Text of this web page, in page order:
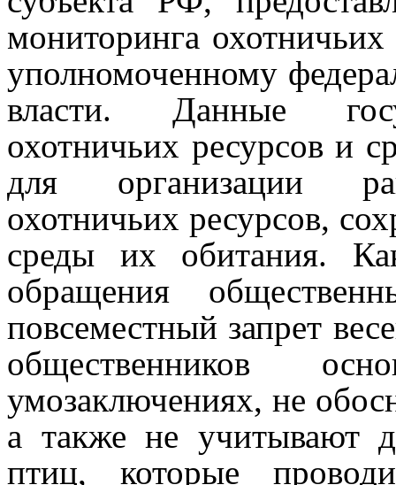
мониторинга
уполномоченному
власти. Данные
охотничьих ресурсов и
для организации
охотничьих ресурсов,
среды их обитания.
обращения
повсеместный запрет
общественников
умозаключениях, не
а также не учитывают
птиц, которые